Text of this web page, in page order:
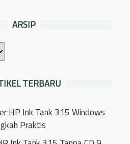
ARSIP
TERBARU
HP Ink Tank 315 Windows
Praktis